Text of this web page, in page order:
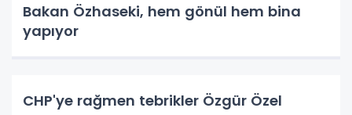
Bakan Özhaseki, hem gönül hem bina
yapıyor
CHP'ye rağmen tebrikler Özgür Özel